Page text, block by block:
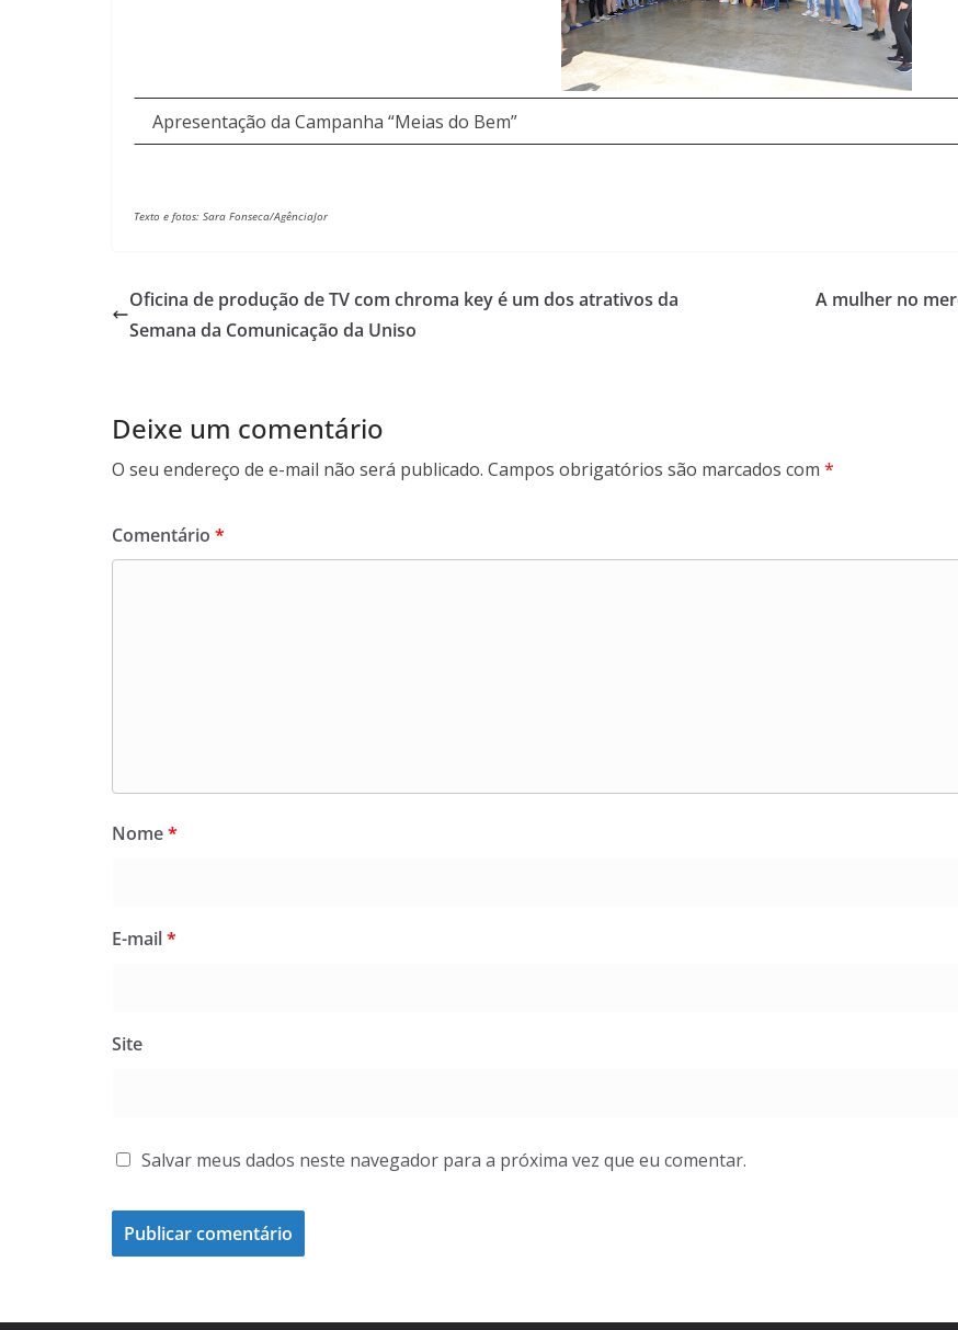
Apresentação da Campanha “Meias do Bem”
Texto e fotos: Sara Fonseca/AgênciaJor
Oficina de produção de TV com chroma key é um dos atrativos da
Semana da Comunicação da Uniso
A mulher no
Deixe um comentário
O seu endereço de e-mail não será publicado. Campos obrigatórios são marcados com *
Comentário *
Nome*
E-mail*
Site
Salvar meus dados neste navegador para a próxima vez que eu comentar.